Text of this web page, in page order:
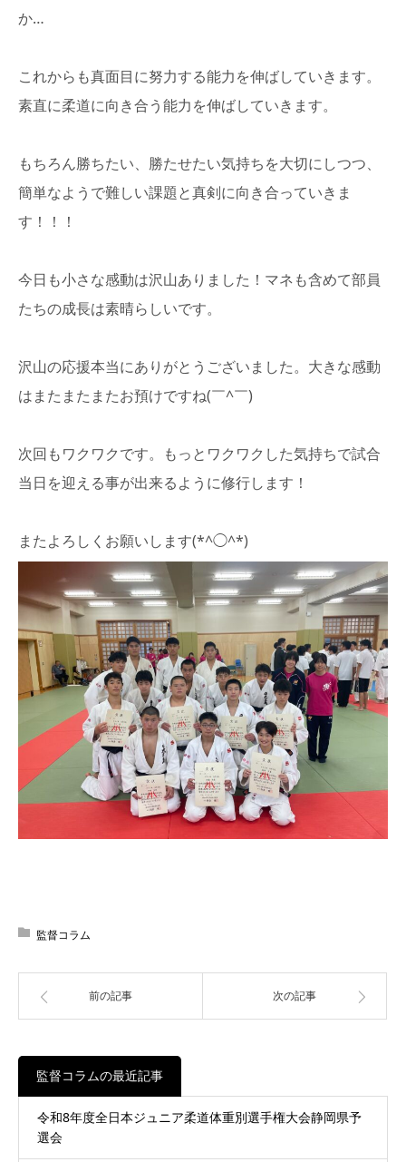
か…
これからも真面目に努力する能力を伸ばしていきます。
素直に柔道に向き合う能力を伸ばしていきます。
もちろん勝ちたい、勝たせたい気持ちを大切にしつつ、
簡単なようで難しい課題と真剣に向き合っていきま
す！！！
今日も小さな感動は沢山ありました！マネも含めて部員
たちの成長は素晴らしいです。
沢山の応援本当にありがとうございました。大きな感動
はまたまたまたお預けですね(￣^￣)
次回もワクワクです。もっとワクワクした気持ちで試合
当日を迎える事が出来るように修行します！
またよろしくお願いします(*^◯^*)
監督コラム
前の記事 次の記事
監督コラムの最近記事
令和8年度全日本ジュニア柔道体重別選手権大会静岡県予
選会